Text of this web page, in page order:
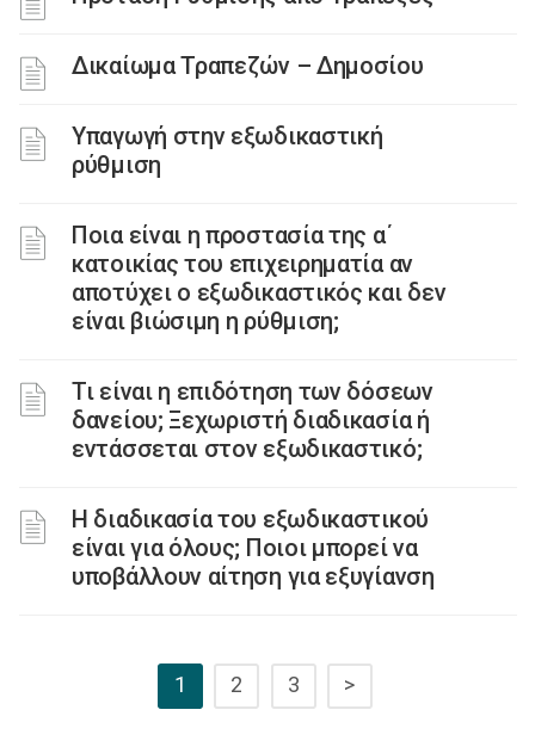
Δικαίωμα Τραπεζών – Δημοσίου
Υπαγωγή στην εξωδικαστική
ρύθμιση
Ποια είναι η προστασία της α΄
κατοικίας του επιχειρηματία αν
αποτύχει ο εξωδικαστικός και δεν
είναι βιώσιμη η ρύθμιση;
Τι είναι η επιδότηση των δόσεων
δανείου; Ξεχωριστή διαδικασία ή
εντάσσεται στον εξωδικαστικό;
Η διαδικασία του εξωδικαστικού
είναι για όλους; Ποιοι μπορεί να
υποβάλλουν αίτηση για εξυγίανση
1 2 3 >